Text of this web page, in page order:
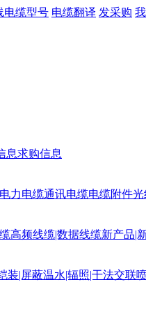
电缆型号 电缆翻译 发采购
息求购信息
电力电缆通讯电缆电缆附件光
高频线缆|数据线缆新产品|
装|屏蔽温水|辐照|干法交联